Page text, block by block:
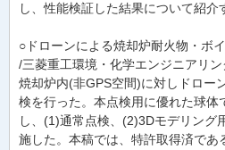
し、性能検証した結果について紹介
○ドローンによる焼却炉耐火物・ボ
/三菱重工環境・化学エンジニアリ
焼却炉内(非GPS空間)に対しドロー
検を行った。本点検用に優れた球体
し、(1)通常点検、(2)3Dモデリング
施した。本稿では、特許取得済であ